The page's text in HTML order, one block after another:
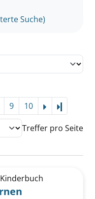
Suche)
9 10
Treffer pro Seite
Kinderbuch